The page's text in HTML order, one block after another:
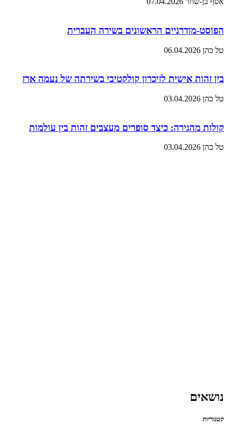
הפוסט-מודרניים הראשונים בשירה העברית
טל כהן 06.04.2026
בין זהות אישית לזיכרון קולקטיבי בשירתה של נעמה ארז
טל כהן 03.04.2026
קולות מהגירה: כיצד סופרים מעצבים זהות בין עולמות
טל כהן 03.04.2026
נושאים
קטגוריות